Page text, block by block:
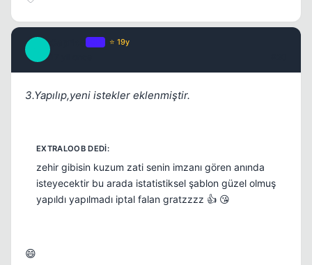
⭐ 19y
3.Yapılıp,yeni istekler eklenmiştir.
zehir gibisin kuzum zati senin imzanı gören anında
isteyecektir bu arada istatistiksel şablon güzel olmuş
yapıldı yapılmadı iptal falan gratzzzz 👍 😘
😄